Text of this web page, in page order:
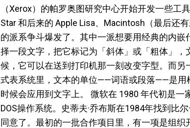
（Xerox）的帕罗奥图研究中心开始开发一些
Star 和后来的 Apple Lisa、Macintosh（最后还
的派系争斗爆发了。其中一派想要用经典的内
择一段文字，把它标记为「斜体」或「粗体」
候，它可以在送到打印机那一刻改变字型。而
式表系统里，文本的单位——词语或段落——是用
时候会应用到文字上。 微软在 1980 年代初是
DOS操作系统。史蒂夫·乔布斯在1984年找到比
同意了。最初的一批合作项目里，有一项是组